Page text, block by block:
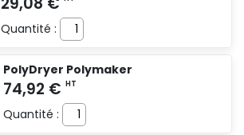
Quantité :
PolyDryer Polymaker
Quantité :